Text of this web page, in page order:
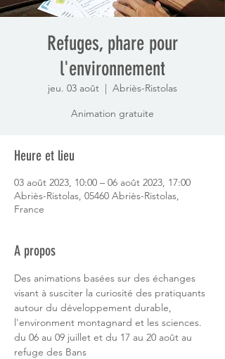
Refuges, phare pour
l'environnement
jeu. 03 août
  |
Abriès-Ristolas
Animation gratuite
Heure et lieu
03 août 2023, 10:00 – 06 août 2023, 17:00
Abriès-Ristolas, 05460 Abriès-Ristolas,
France
A propos
Des animations basées sur des échanges
visant à susciter la curiosité des pratiquants
autour du développement durable,
l'environment montagnard et les sciences.
du 06 au 09 juillet et du 17 au 20 août au
refuge des Bans